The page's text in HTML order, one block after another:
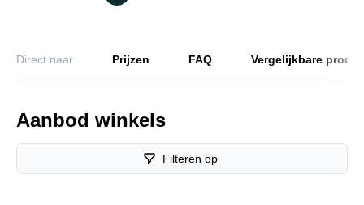
Direct naar Prijzen FAQ Vergelijkbare
Aanbod winkels
Filteren op